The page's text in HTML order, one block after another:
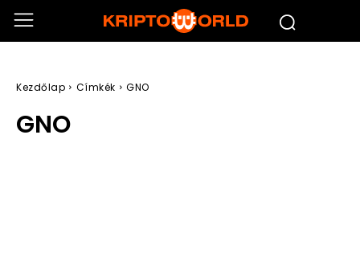
Kezdőlap Címkék GNO
GNO